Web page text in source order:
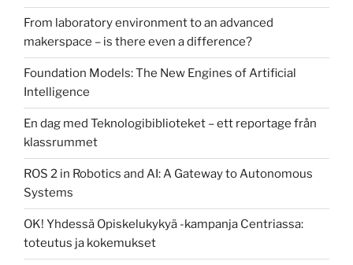
From laboratory environment to an advanced
makerspace – is there even a difference?
Foundation Models: The New Engines of Artificial
Intelligence
En dag med Teknologibiblioteket – ett reportage från
klassrummet
ROS 2 in Robotics and AI: A Gateway to Autonomous
Systems
OK! Yhdessä Opiskelukykyä -kampanja Centriassa:
toteutus ja kokemukset